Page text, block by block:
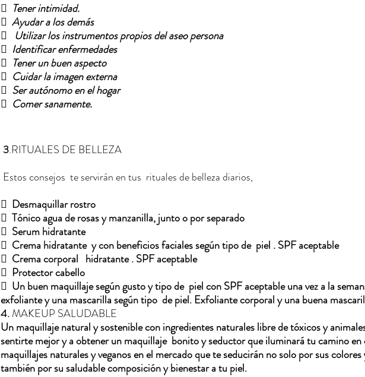
 Tener intimidad.
 Ayudar a los demás
 Utilizar los instrumentos propios del aseo persona
 Identificar enfermedades
 Tener un buen aspecto
 Cuidar la imagen externa
 Ser autónomo en el hogar
 Comer sanamente.
3.RITUALES DE BELLEZA
Estos consejos  te servirán en tus  rituales de belleza diarios,
 Desmaquillar rostro
 Tónico agua de rosas y manzanilla, junto o por separado
 Serum hidratante
 Crema hidratante  y con beneficios faciales según tipo de  piel . SPF aceptable
 Crema corporal   hidratante . SPF aceptable
 Protector cabello
 Un buen maquillaje según gusto y tipo de  piel con SPF aceptable una vez a la
exfoliante y una mascarilla según tipo  de piel. Exfoliante corporal y una buena
4. MAKEUP SALUDABLE
Un maquillaje natural y sostenible con ingredientes naturales libre de tóxicos y
sentirte mejor y a obtener un maquillaje  bonito y seductor que iluminará tu camino en
maquillajes naturales y veganos en el mercado que te seducirán no solo por sus
también por su saludable composición y bienestar a tu piel.